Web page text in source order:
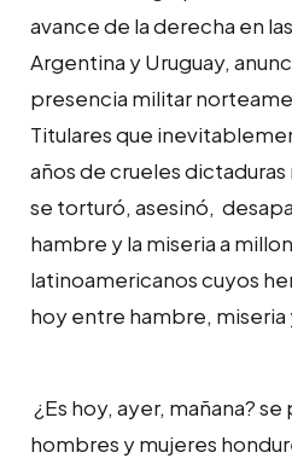
avance de la derecha en
Argentina y Uruguay,
presencia militar
Titulares que
años de crueles
se torturó, asesinó,
hambre y la miseria a
latinoamericanos cuyos
hoy entre hambre, miseria
¿Es hoy, ayer, mañana?
hombres y mujeres